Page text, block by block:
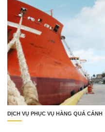
DỊCH VỤ PHỤC VỤ HÀNG QUÁ CẢNH